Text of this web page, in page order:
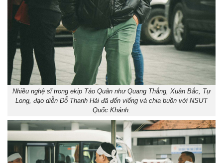
Nhiều nghệ sĩ trong ekip Táo Quân như Quang Thắng, Xuân Bắc, Tự
Long, đạo diễn Đỗ Thanh Hải đã đến viếng và chia buồn với NSƯT
Quốc Khánh.